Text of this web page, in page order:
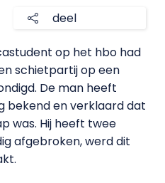
deel
op het hbo had
schietpartij op een
De man heeft
bekend en verklaard dat
was. Hij heeft twee
afgebroken, werd dit